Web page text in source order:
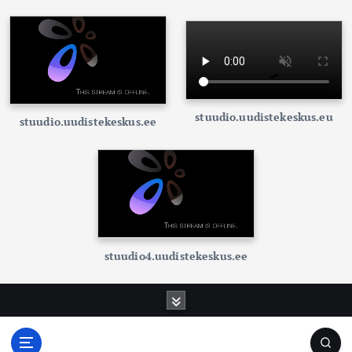
stuudio.uudistekeskus.ee stuudio.uudistekeskus.eu
stuudio4.uudistekeskus.ee